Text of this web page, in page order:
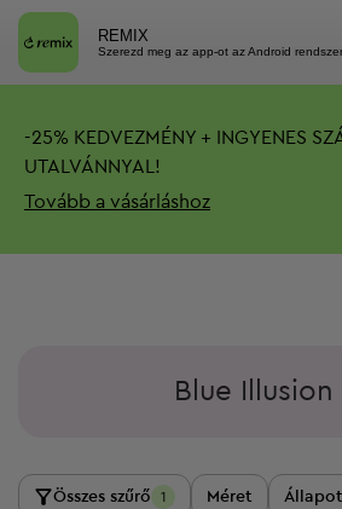
REMIX
Szerezd meg az app-ot az Android
-25% KEDVEZMÉNY + INGYENES
UTALVÁNNYAL!
Tovább a vásárláshoz
Blue Illusion
Összes szűrő 1 Méret Állapot